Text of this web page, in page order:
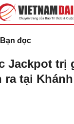
đọc
Jackpot trị
ra tại